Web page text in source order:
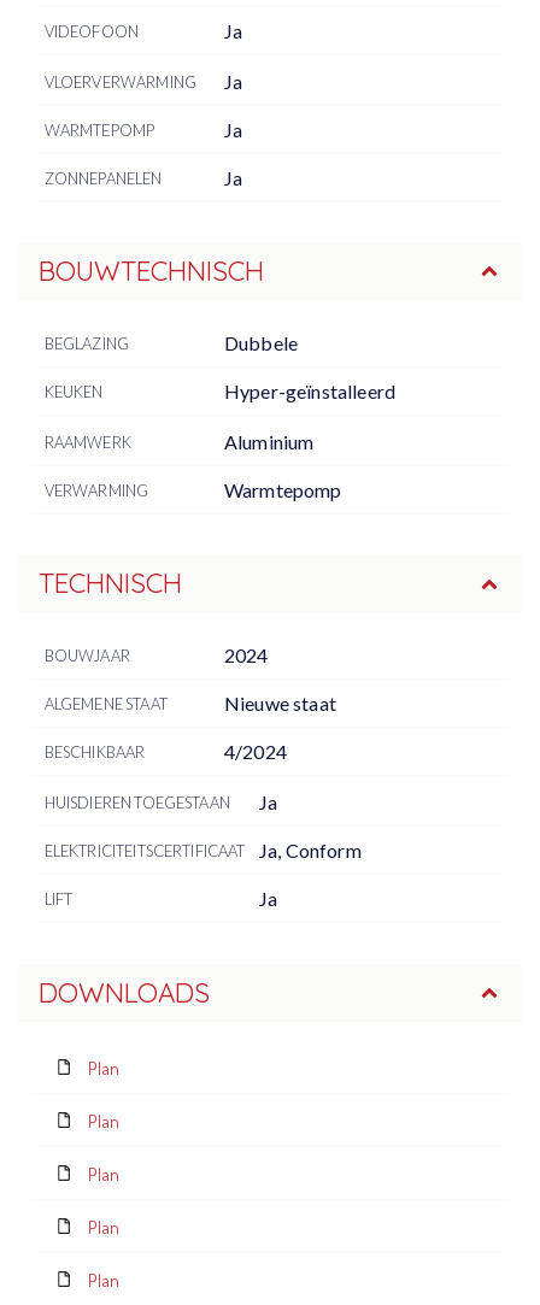
VIDEOFOON Ja
VLOERVERWARMING Ja
WARMTEPOMP Ja
ZONNEPANELEN Ja
BOUWTECHNISCH
BEGLAZING Dubbele
KEUKEN Hyper-geïnstalleerd
RAAMWERK Aluminium
VERWARMING Warmtepomp
TECHNISCH
BOUWJAAR 2024
ALGEMENE STAAT Nieuwe staat
BESCHIKBAAR 4/2024
HUISDIEREN TOEGESTAAN Ja
ELEKTRICITEITSCERTIFICAAT Ja, Conform
LIFT Ja
DOWNLOADS
Plan
Plan
Plan
Plan
Plan